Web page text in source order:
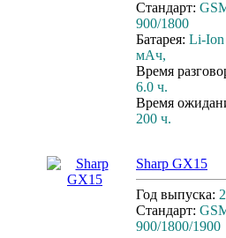
Стандарт:
900/1800
Батарея: Li-Ion
мАч,
Время
6.0 ч.
Время
200 ч.
Sharp GX15
Год выпуска:
Стандарт:
900/1800/1900